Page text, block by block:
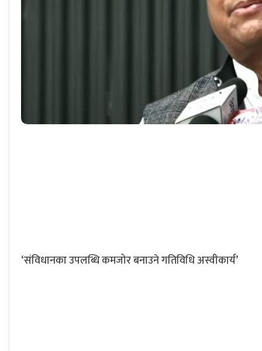
‘संविधानका उपलब्धि कमजोर बनाउने गतिविधि अस्वीकार्य’